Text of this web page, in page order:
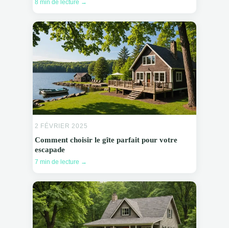
8 min de lecture →
2 FÉVRIER 2025
Comment choisir le gîte parfait pour votre
escapade
7 min de lecture →